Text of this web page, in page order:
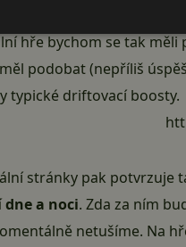
také prostředí. To by
hře bychom se tak
podobat (nepříliš
typické driftovací boosty.
stránky pak potvrzuje
a noci. Zda za ním
netušíme. Na